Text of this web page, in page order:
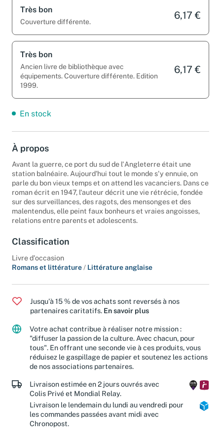
Très bon
Couverture différente.
6,17 €
Très bon
Ancien livre de bibliothèque avec
équipements. Couverture différente. Edition
1999.
6,17 €
En stock
À propos
Avant la guerre, ce port du sud de l'Angleterre était une
station balnéaire. Aujourd'hui tout le monde s'y ennuie, on
parle du bon vieux temps et on attend les vacanciers. Dans ce
roman écrit en 1947, l'auteur décrit une vie rétrécie, fondée
sur des surveillances, des ragots, des mensonges et des
malentendus, elle peint faux bonheurs et vraies angoisses,
relations entre parents et adolescents.
Classification
Livre d'occasion
Romans et littérature / Littérature anglaise
Jusqu'à 15 % de vos achats sont reversés à nos
partenaires caritatifs. En savoir plus
Votre achat contribue à réaliser notre mission :
"diffuser la passion de la culture. Avec chacun, pour
tous". En offrant une seconde vie à ces produits, vous
réduisez le gaspillage de papier et soutenez les actions
de nos associations partenaires.
Livraison estimée en 2 jours ouvrés avec
Colis Privé et Mondial Relay.
Livraison le lendemain du lundi au vendredi pour
les commandes passées avant midi avec
Chronopost.